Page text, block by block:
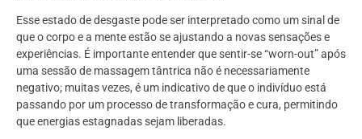
Esse estado de desgaste pode ser interpretado como um sinal de
que o corpo e a mente estão se ajustando a novas sensações e
experiências. É importante entender que sentir-se “worn-out” após
uma sessão de massagem tântrica não é necessariamente
negativo; muitas vezes, é um indicativo de que o indivíduo está
passando por um processo de transformação e cura, permitindo
que energias estagnadas sejam liberadas.